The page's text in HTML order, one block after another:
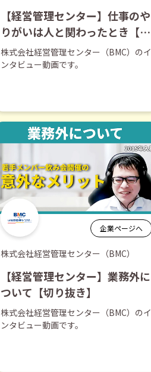
【経営管理センター】仕事のや
りがいは人と関わったとき【切
り抜き】
株式会社経営管理センター（BMC）のイ
ンタビュー動画です。
企業ページへ
株式会社経営管理センター（BMC）
【経営管理センター】業務外に
ついて【切り抜き】
株式会社経営管理センター（BMC）のイ
ンタビュー動画です。